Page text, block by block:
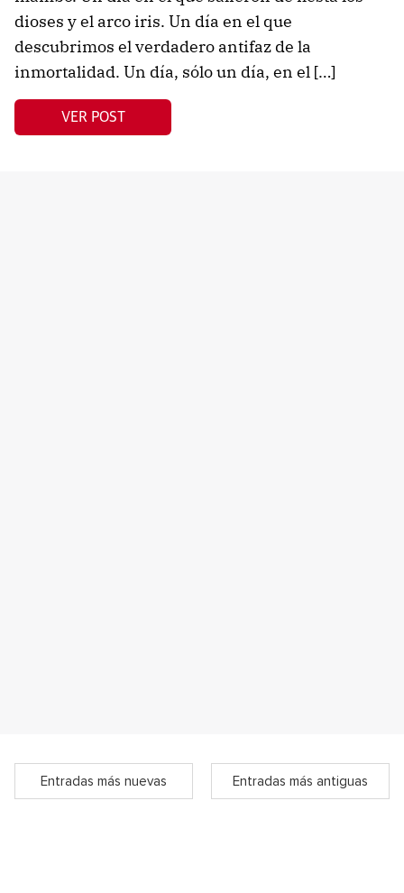
dioses y el arco iris. Un día en el que
descubrimos el verdadero antifaz de la
inmortalidad. Un día, sólo un día, en el […]
VER POST
Entradas más nuevas Entradas más antiguas